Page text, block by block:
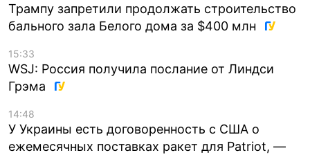
Трампу запретили продолжать строительство
бального зала Белого дома за $400 млн
15:33
WSJ: Россия получила послание от Линдси
Грэма
14:48
У Украины есть договоренность с США о
ежемесячных поставках ракет для Patriot, —